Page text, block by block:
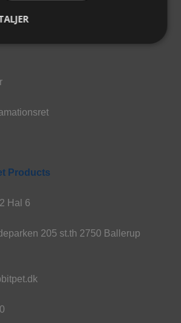
Products
Hal 6
205 st.th 2750 Ballerup